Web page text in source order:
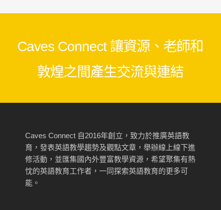
Caves Connect 讓資源、老師和
敦煌之間產生交流與連結
Caves Connect 自2016年創立，致力於推廣英語教
育，發表英語教學趨勢及觀點文章，舉辦線上線下進
修活動，並匯集國內外豐富教學資源，希望聚集有熱
忱的英語教育工作者，一同探索英語教育的更多可
能。